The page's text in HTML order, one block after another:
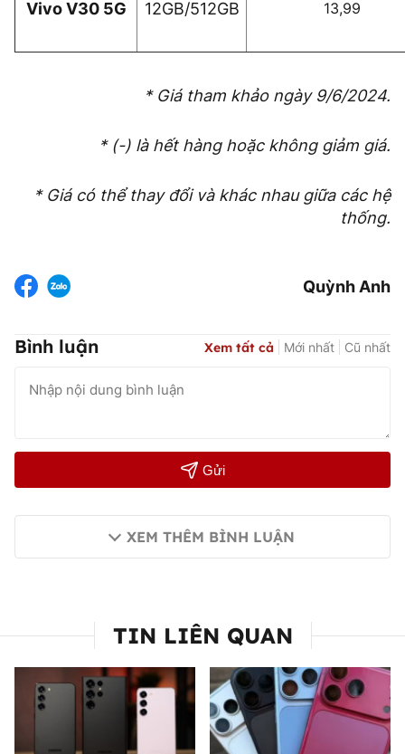
Vivo V30 5G 12GB/512GB 13,99
* Giá tham khảo ngày 9/6/2024.
* (-) là hết hàng hoặc không giảm giá.
* Giá có thể thay đổi và khác nhau giữa các hệ
thống.
Quỳnh Anh
Bình luận Xem tất cả Mới nhất Cũ nhất
Gửi
XEM THÊM BÌNH LUẬN
TIN LIÊN QUAN